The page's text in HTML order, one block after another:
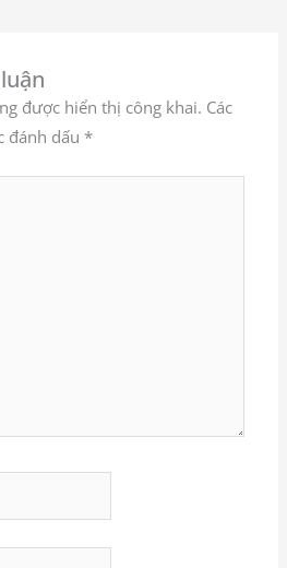
được hiển thị công khai. Các
đánh dấu *